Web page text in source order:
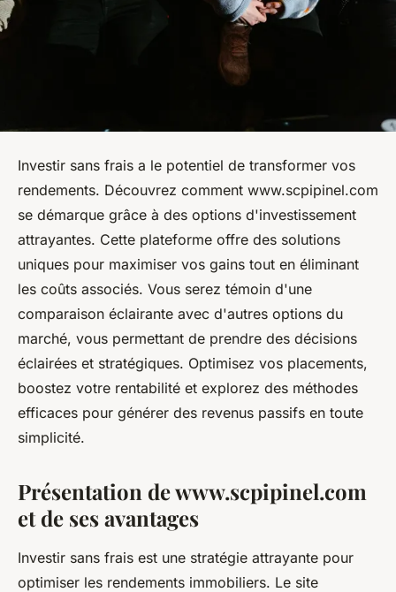
Investir sans frais a le potentiel de transformer vos
rendements. Découvrez comment www.scpipinel.com
se démarque grâce à des options d'investissement
attrayantes. Cette plateforme offre des solutions
uniques pour maximiser vos gains tout en éliminant
les coûts associés. Vous serez témoin d'une
comparaison éclairante avec d'autres options du
marché, vous permettant de prendre des décisions
éclairées et stratégiques. Optimisez vos placements,
boostez votre rentabilité et explorez des méthodes
efficaces pour générer des revenus passifs en toute
simplicité.
Présentation de www.scpipinel.com
et de ses avantages
Investir sans frais est une stratégie attrayante pour
optimiser les rendements immobiliers. Le site